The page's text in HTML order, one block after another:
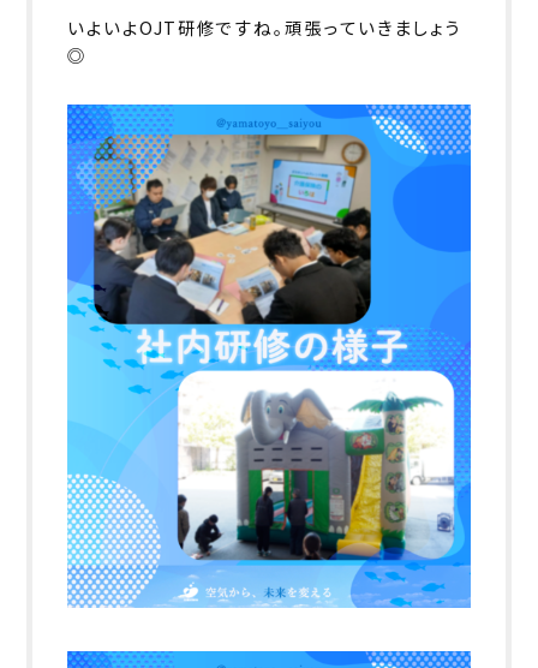
いよいよOJT研修ですね。頑張っていきましょう
◎